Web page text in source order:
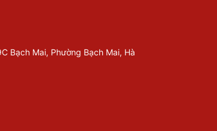
Bạch Mai, Phường Bạch Mai, Hà